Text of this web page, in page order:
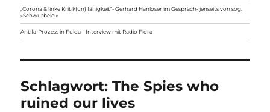
„Corona & linke Kritik(un) fähigkeit“- Gerhard Hanloser im Gespräch- jenseits von sog.
»Schwurbelei«
Antifa-Prozess in Fulda – Interview mit Radio Flora
Schlagwort:The Spies who
ruined our lives